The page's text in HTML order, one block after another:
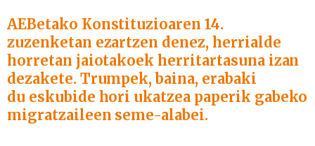
AEBetako Konstituzioaren 14.
zuzenketan ezartzen denez, herrialde
horretan jaiotakoek herritartasuna izan
dezakete. Trumpek, baina, erabaki
du eskubide hori ukatzea paperik gabeko
migratzaileen seme-alabei.